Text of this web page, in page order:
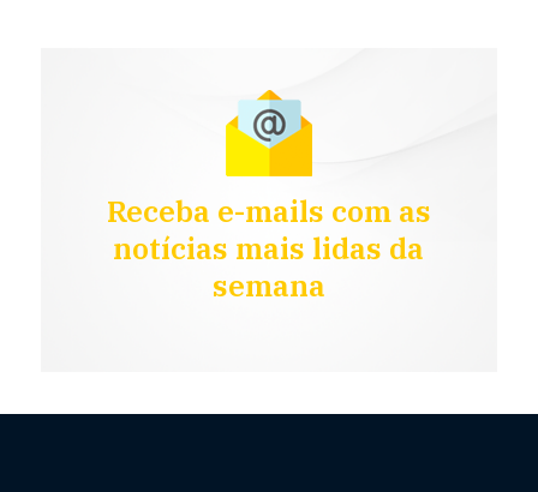
Receba e-mails com as
notícias mais lidas da
semana